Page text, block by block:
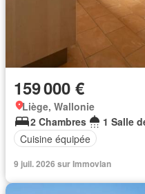
159 000 €
Liège, Wallonie
2 Chambres
1 Salle
Cuisine équipée
9 juil. 2026 sur Immovlan